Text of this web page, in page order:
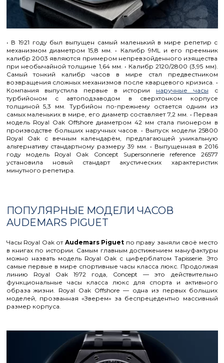
• В 1921 году был выпущен самый маленький в мире репетир с
механизмом диаметром 15,8 мм. • Калибр 9ML и его преемник
калибр 2003 являются примером непревзойденного изящества
при необычайной толщине 1,64 мм. • Калибр 2120/2800 (3,95 мм).
Самый тонкий калибр часов в мире стал предвестником
возвращения сложных механизмов после кварцевого кризиса. •
Компания выпустила первые в истории наручные часы с
турбийоном с автоподзаводом в сверхтонком корпусе
толщиной 5,3 мм. Турбийон по-прежнему остается одним из
самых маленьких в мире, его диаметр составляет 7,2 мм. • Первая
модель Royal Oak Offshore диаметром 42 мм стала пионером в
производстве больших наручных часов. • Выпуск модели 25800
Royal Oak с вечным календарём, предлагающей уникальную
альтернативу стандартному размеру 39 мм. • Выпущенная в 2016
году модель Royal Oak Concept Supersonnerie reference 26577
установила новый стандарт акустических характеристик
минутного репетира.
ПОПУЛЯРНЫЕ МОДЕЛИ ЧАСОВ
AUDEMARS PIGUET
Часы Royal Oak от Audemars Piguet по праву заняли своё место
в книгах по истории. Самым главным достижением мануфактуры
можно назвать модель Royal Oak с циферблатом Tapisserie. Это
самые первые в мире спортивные часы класса люкс. Продолжая
линию Royal Oak 1972 года, Concept — это действительно
функциональные часы класса люкс для спорта и активного
образа жизни. Royal Oak Offshore — одна из первых больших
моделей, прозванная «Зверем» за беспрецедентно массивный
размер корпуса.